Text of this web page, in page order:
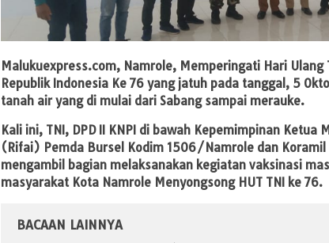
Malukuexpress.com, Namrole, Memperingati Hari Ulang
Republik Indonesia Ke 76 yang jatuh pada tanggal, 5
tanah air yang di mulai dari Sabang sampai merauke.
Kali ini, TNI, DPD II KNPI di bawah Kepemimpinan Ketua
(Rifai) Pemda Bursel Kodim 1506/Namrole dan
mengambil bagian melaksanakan kegiatan vaksinasi
masyarakat Kota Namrole Menyongsong HUT TNI ke 76.
BACAAN LAINNYA